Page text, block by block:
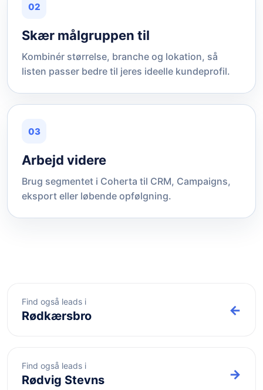
02
Skær målgruppen til
Kombinér størrelse, branche og lokation, så
listen passer bedre til jeres ideelle kundeprofil.
03
Arbejd videre
Brug segmentet i Coherta til CRM, Campaigns,
eksport eller løbende opfølgning.
Find også leads i
Rødkærsbro ←
Find også leads i
Rødvig Stevns →